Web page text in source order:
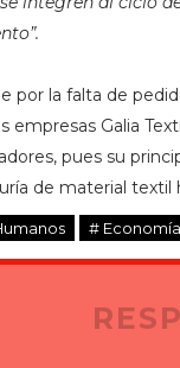
por la falta de
empresas Galia
pues su
de material textil
# Economía